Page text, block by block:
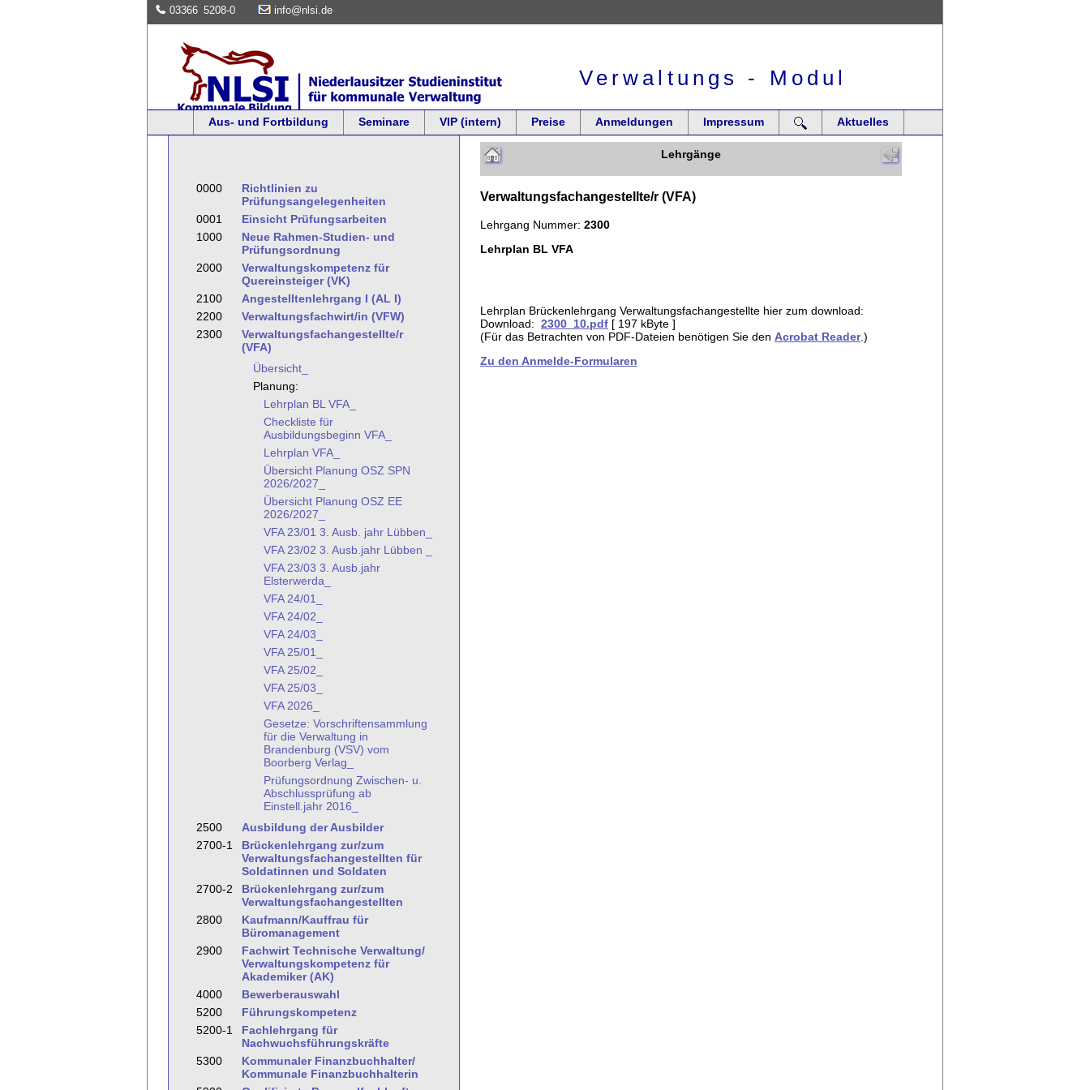
03366 5208-0 info@nlsi.de
Verwaltungs - Modul
Aus- und Fortbildung Seminare VIP (intern) Preise Anmeldungen Impressum Aktuelles
0000
Richtlinien zu
Prüfungsangelegenheiten
0001
Einsicht Prüfungsarbeiten
1000
Neue Rahmen-Studien- und
Prüfungsordnung
2000
Verwaltungskompetenz für
Quereinsteiger (VK)
2100
Angestelltenlehrgang I (AL I)
2200
Verwaltungsfachwirt/in (VFW)
2300
Verwaltungsfachangestellte/r
(VFA)
Übersicht_
Planung:
Lehrplan BL VFA_
Checkliste für
Ausbildungsbeginn VFA_
Lehrplan VFA_
Übersicht Planung OSZ SPN
2026/2027_
Übersicht Planung OSZ EE
2026/2027_
VFA 23/01 3. Ausb. jahr Lübben_
VFA 23/02 3. Ausb.jahr Lübben _
VFA 23/03 3. Ausb.jahr
Elsterwerda_
VFA 24/01_
VFA 24/02_
VFA 24/03_
VFA 25/01_
VFA 25/02_
VFA 25/03_
VFA 2026_
Gesetze: Vorschriftensammlung
für die Verwaltung in
Brandenburg (VSV) vom
Boorberg Verlag_
Prüfungsordnung Zwischen- u.
Abschlussprüfung ab
Einstell.jahr 2016_
2500
Ausbildung der Ausbilder
2700-1
Brückenlehrgang zur/zum
Verwaltungsfachangestellten für
Soldatinnen und Soldaten
2700-2
Brückenlehrgang zur/zum
Verwaltungsfachangestellten
2800
Kaufmann/Kauffrau für
Büromanagement
2900
Fachwirt Technische Verwaltung/
Verwaltungskompetenz für
Akademiker (AK)
4000
Bewerberauswahl
5200
Führungskompetenz
5200-1
Fachlehrgang für
Nachwuchsführungskräfte
5300
Kommunaler Finanzbuchhalter/
Kommunale Finanzbuchhalterin
Lehrgänge
Verwaltungsfachangestellte/r (VFA)
Lehrgang Nummer: 2300
Lehrplan BL VFA
Lehrplan Brückenlehrgang Verwaltungsfachangestellte hier zum download:
Download: 2300_10.pdf [ 197 kByte ]
(Für das Betrachten von PDF-Dateien benötigen Sie den Acrobat Reader.)
Zu den Anmelde-Formularen